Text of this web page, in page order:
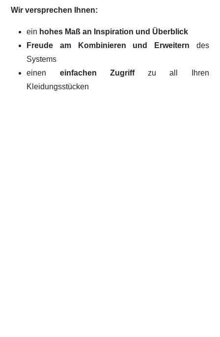
Wir versprechen Ihnen:
ein hohes Maß an Inspiration und Überblick
Freude am Kombinieren und Erweitern des
Systems
einen einfachen Zugriffzu all Ihren
Kleidungsstücken